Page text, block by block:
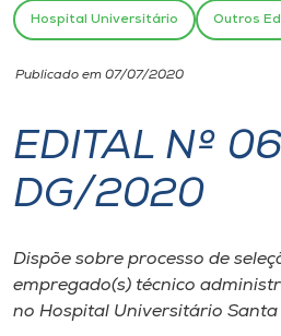
Unoesc
Internacionalização
I.nova
Diplomados
Hospital Universitário Outros
Publicado em 07/07/2020
EDITAL Nº
DG/2020
Dispõe sobre processo de
empregado(s) técnico
no Hospital Universitário Santa